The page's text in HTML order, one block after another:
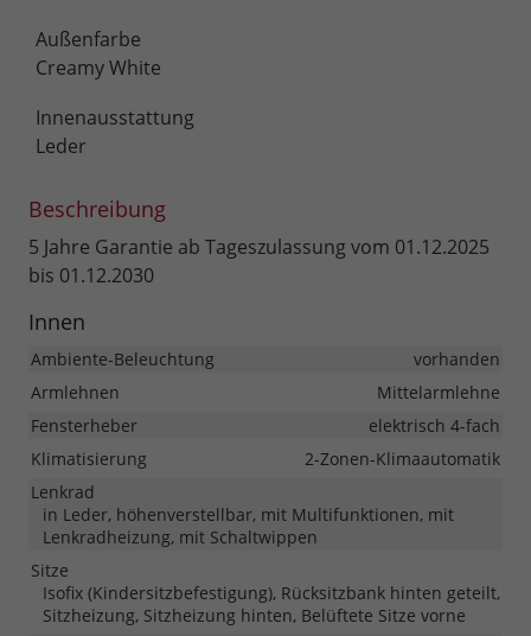
Außenfarbe
Creamy White
Innenausstattung
Leder
Beschreibung
5 Jahre Garantie ab Tageszulassung vom 01.12.2025
bis 01.12.2030
Innen
Ambiente-Beleuchtung
vorhanden
Armlehnen
Mittelarmlehne
Fensterheber
elektrisch 4-fach
Klimatisierung
2-Zonen-Klimaautomatik
Lenkrad
in Leder, höhenverstellbar, mit Multifunktionen, mit
Lenkradheizung, mit Schaltwippen
Sitze
Isofix (Kindersitzbefestigung), Rücksitzbank hinten geteilt,
Sitzheizung, Sitzheizung hinten, Belüftete Sitze vorne